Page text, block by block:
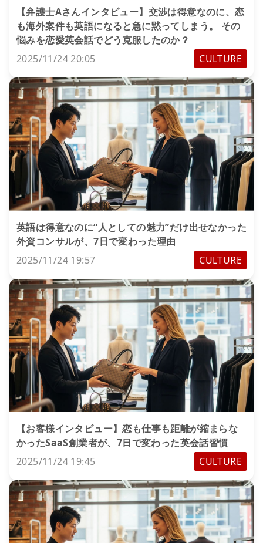
【弁護士Aさんインタビュー】交渉は得意なのに、恋
も海外案件も英語になると急に黙ってしまう。 その
悩みを恋愛英会話でどう克服したのか？
2025/11/24 20:05
CULTURE
英語は得意なのに“人としての魅力”だけ出せなかった
外資コンサルが、7日で変わった理由
2025/11/24 19:57
CULTURE
【お客様インタビュー】恋も仕事も距離が縮まらな
かったSaaS創業者が、7日で変わった英会話習慣
2025/11/24 19:45
CULTURE